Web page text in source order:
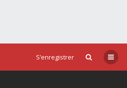
S’enregistrer